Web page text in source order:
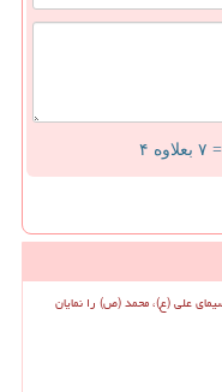
= ۷ بعلاوه ۴
علی (ع)، محمد (ص) را نمایان